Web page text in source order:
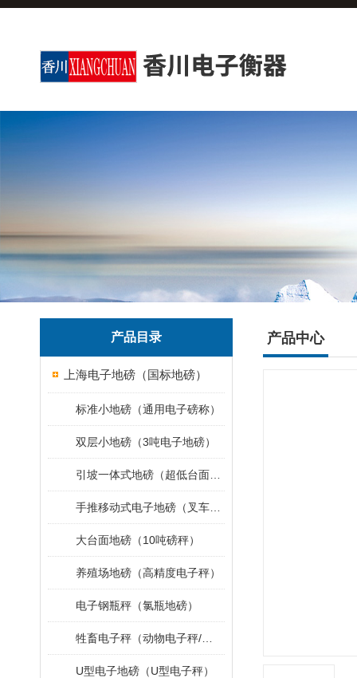
产品目录
上海电子地磅（国标地磅）
标准小地磅（通用电子磅称）
双层小地磅（3吨电子地磅）
大台面地磅（10吨磅秤）
养殖场地磅（高精度电子秤）
电子钢瓶秤（氯瓶地磅）
U型电子地磅（U型电子秤）
产品中心